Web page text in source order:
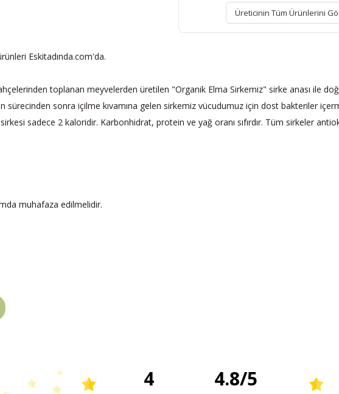
Üreticinin Tüm Ürünlerini
Eskitadında.com'da.
toplanan meyvelerden üretilen "Organik Elma Sirkemiz" sirke anası ile
sonra içilme kıvamına gelen sirkemiz vücudumuz için dost bakteriler
sadece 2 kaloridir. Karbonhidrat, protein ve yağ oranı sıfırdır. Tüm sirkeler
muhafaza edilmelidir.
4 4.8/5